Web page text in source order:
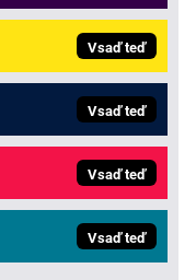
Vsaď teď
Vsaď teď
Vsaď teď
Vsaď teď